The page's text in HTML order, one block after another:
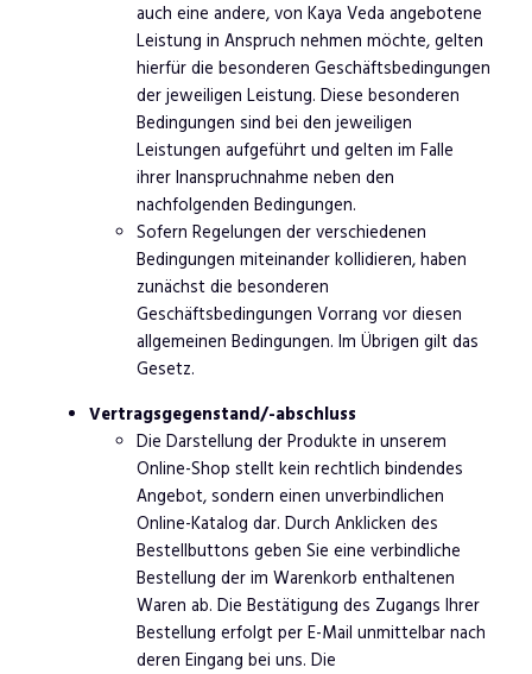
auch eine andere, von Kaya Veda angebotene
Leistung in Anspruch nehmen möchte, gelten
hierfür die besonderen Geschäftsbedingungen
der jeweiligen Leistung. Diese besonderen
Bedingungen sind bei den jeweiligen
Leistungen aufgeführt und gelten im Falle
ihrer Inanspruchnahme neben den
nachfolgenden Bedingungen.
Sofern Regelungen der verschiedenen
Bedingungen miteinander kollidieren, haben
zunächst die besonderen
Geschäftsbedingungen Vorrang vor diesen
allgemeinen Bedingungen. Im Übrigen gilt das
Gesetz.
Vertragsgegenstand/-abschluss
Die Darstellung der Produkte in unserem
Online-Shop stellt kein rechtlich bindendes
Angebot, sondern einen unverbindlichen
Online-Katalog dar. Durch Anklicken des
Bestellbuttons geben Sie eine verbindliche
Bestellung der im Warenkorb enthaltenen
Waren ab. Die Bestätigung des Zugangs Ihrer
Bestellung erfolgt per E-Mail unmittelbar nach
deren Eingang bei uns. Die